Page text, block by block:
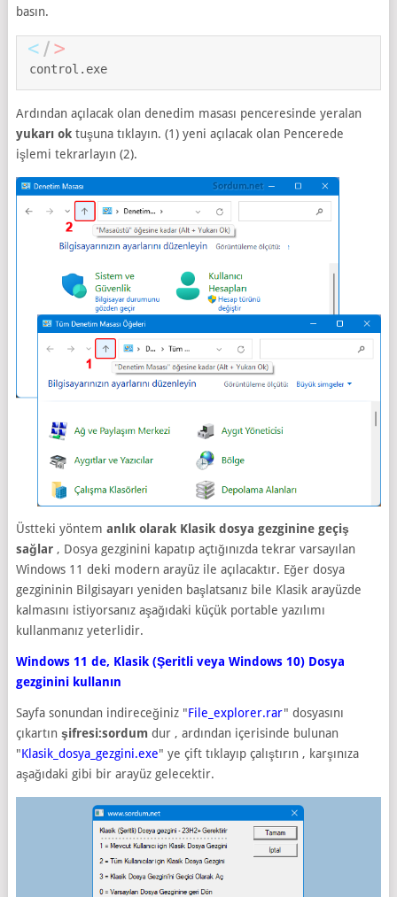
basın.
control.exe
Ardından açılacak olan denedim masası penceresinde yeralan
yukarı oktuşuna tıklayın. (1) yeni açılacak olan Pencerede
işlemi tekrarlayın (2).
Üstteki yöntem anlık olarak Klasik dosya gezginine geçiş
sağlar, Dosya gezginini kapatıp açtığınızda tekrar varsayılan
Windows 11 deki modern arayüz ile açılacaktır. Eğer dosya
gezgininin Bilgisayarı yeniden başlatsanız bile Klasik arayüzde
kalmasını istiyorsanız aşağıdaki küçük portable yazılımı
kullanmanız yeterlidir.
Windows 11 de, Klasik (Şeritli veya Windows 10) Dosya
gezginini kullanın
Sayfa sonundan indireceğiniz "File_explorer.rar" dosyasını
çıkartın şifresi:sordumdur , ardından içerisinde bulunan
"Klasik_dosya_gezgini.exe" ye çift tıklayıp çalıştırın , karşınıza
aşağıdaki gibi bir arayüz gelecektir.